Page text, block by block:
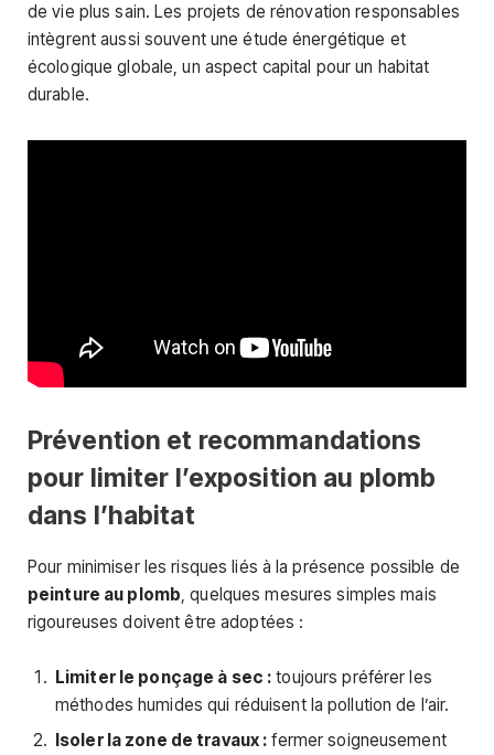
de vie plus sain. Les projets de rénovation responsables
intègrent aussi souvent une étude énergétique et
écologique globale, un aspect capital pour un habitat
durable.
Prévention et recommandations
pour limiter l’exposition au plomb
dans l’habitat
Pour minimiser les risques liés à la présence possible de
peinture au plomb , quelques mesures simples mais
rigoureuses doivent être adoptées :
Limiter le ponçage à sec : toujours préférer les
méthodes humides qui réduisent la pollution de l’air.
Isoler la zone de travaux : fermer soigneusement